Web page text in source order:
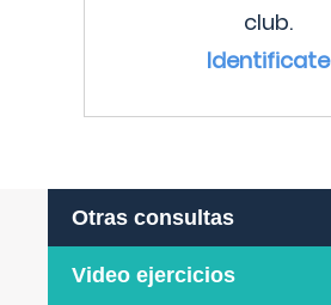
club.
Identificate
Otras consultas
Video ejercicios